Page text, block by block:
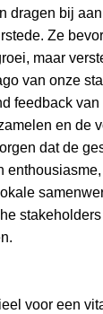
dragen bij
Ze
maar
van onze
feedback van
en de
dat de
voor een